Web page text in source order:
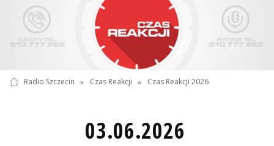
Radio Szczecin » Czas Reakcji » Czas Reakcji 2026
03.06.2026